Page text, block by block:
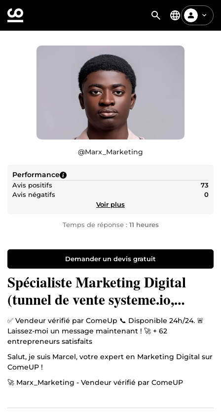
@Marx_Marketing
Performance
Avis positifs
73
Avis négatifs
0
Voir plus
Temps de réponse : 11 heures
Demander un devis gratuit
Spécialiste Marketing Digital
(tunnel de vente systeme.io,
facebook Ads, Copywriting, E-
mail, video)
✅ Vendeur vérifié par ComeUp 📞 Disponible 24h/24. 🚨
Laissez-moi un message maintenant ! 🚀 + 62
entrepreneurs satisfaits
Salut, je suis Marcel, votre expert en Marketing Digital sur
ComeUP !
🚀 Marx_Marketing - Vendeur vérifié par ComeUP
votre partenaire idéal pour transformer vos idées en